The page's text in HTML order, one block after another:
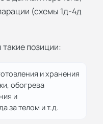
(схемы 1д-4д
позиции:
и хранения
обогрева
и
за телом и т.д.